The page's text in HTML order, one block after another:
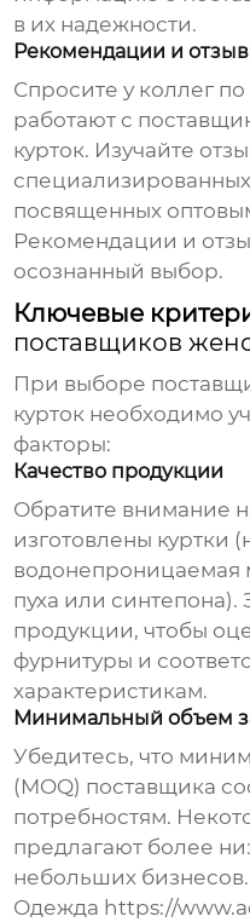
в их надежности.
Рекомендации и
Спросите у коллег
работают с
курток. Изучайте
посвященных
Рекомендации и
осознанный выбор.
Ключевые
поставщиков
При выборе
курток необходимо
факторы:
Качество продукции
Обратите внимание
изготовлены куртки
водонепроницаемая
пуха или
продукции, чтобы
фурнитуры и
характеристикам.
Минимальный объем
Убедитесь, что
(MOQ) поставщика
потребностям.
предлагают более
небольших
Одежда https://